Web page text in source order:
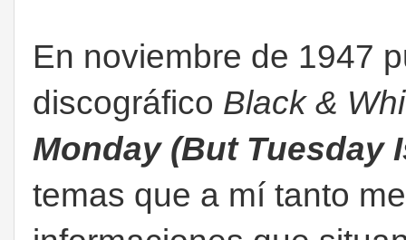
En noviembre de 1947
discográfico Black &
Monday (But Tuesday
temas que a mí tanto